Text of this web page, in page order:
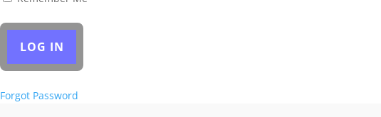
Forgot Password